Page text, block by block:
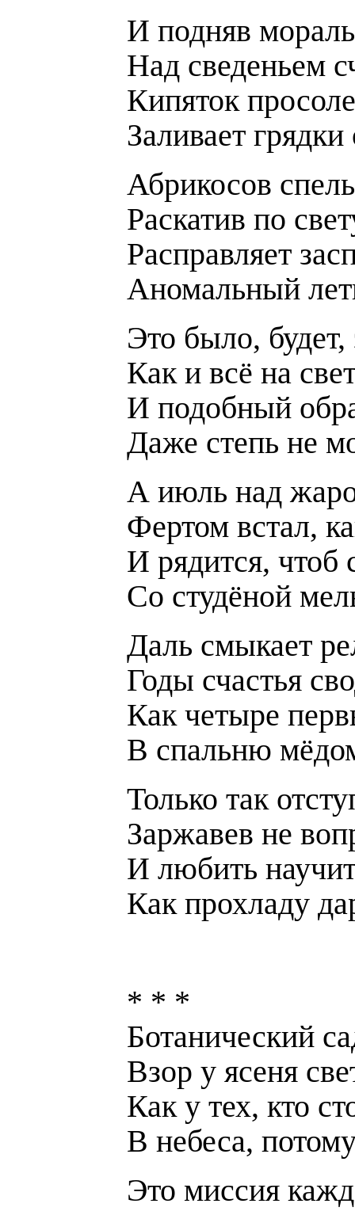
И подняв
Над сведеньем
Кипяток
Заливает
Абрикосов
Раскатив по
Расправляет
Аномальный
Это было,
Как и всё на
И подобный
Даже степь не
А июль над
Фертом встал,
И рядится, чтоб
Со студёной
Даль смыкает
Годы счастья
Как четыре
В спальню
Только так
Заржавев не
И любить
Как прохладу
* * *
Ботанический
Взор у ясеня
Как у тех, кто
В небеса,
Это миссия